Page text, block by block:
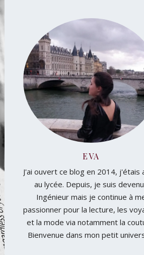
EVA
J'ai ouvert ce blog en 2014, j'étais
au lycée. Depuis, je suis
Ingénieur mais je continue à
passionner pour la lecture, les
et la mode via notamment la
Bienvenue dans mon petit